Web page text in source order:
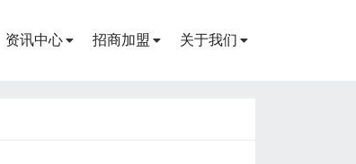
资讯中心 招商加盟 关于我们